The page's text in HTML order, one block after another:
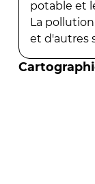
potable et
La
et d'autres